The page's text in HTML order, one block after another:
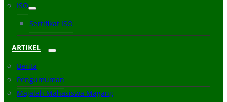
ISO
Sertifikat ISO
ARTIKEL
Berita
Pengumuman
Majalah Mahasiswa Magang